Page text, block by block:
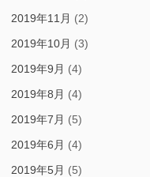
2019年11月 (2)
2019年10月 (3)
2019年9月 (4)
2019年8月 (4)
2019年7月 (5)
2019年6月 (4)
2019年5月 (5)